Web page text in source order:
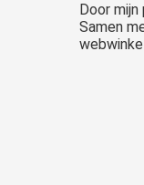
Door
Samen